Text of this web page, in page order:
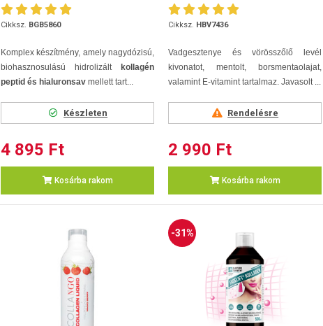
tabletta 30db
Cikksz. BGB5860
Komplex készítmény, amely nagydózisú,
biohasznosulású hidrolizált
kollagén
peptid és hialuronsav mellett tart...
Készleten
4 895 Ft
Kosárba rakom
Cikksz. HBV7436
Vadgesztenye és vörösszőlő levél
kivonatot, mentolt, borsmentaolajat,
valamint E-vitamint tartalmaz. Javasolt ...
Rendelésre
2 990 Ft
Kosárba rakom
-31%